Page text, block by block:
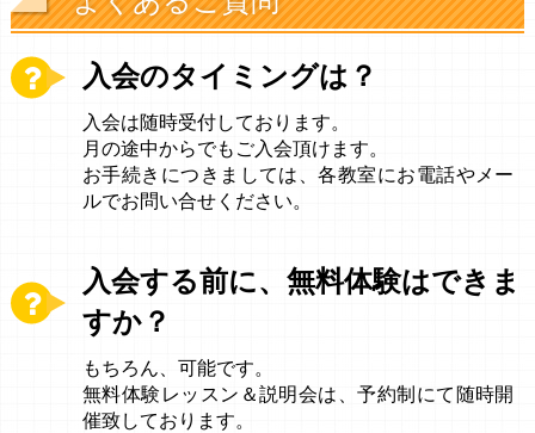
入会のタイミングは？
入会は随時受付しております。
月の途中からでもご入会頂けます。
お手続きにつきましては、各教室にお電話やメー
ルでお問い合せください。
入会する前に、無料体験はできま
すか？
もちろん、可能です。
無料体験レッスン＆説明会は、予約制にて随時開
催致しております。